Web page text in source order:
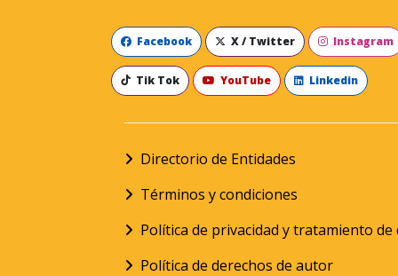
Facebook X / Twitter Instagram
Tik Tok YouTube Linkedin
Directorio de Entidades
Términos y condiciones
Política de privacidad y tratamiento
Política de derechos de autor